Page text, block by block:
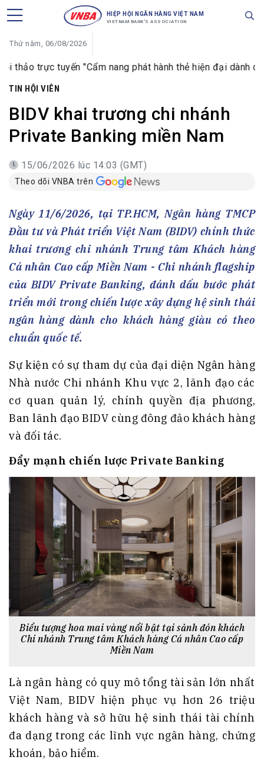
HIỆP HỘI NGÂN HÀNG VIỆT NAM
VIETNAM BANK'S ASSOCIATION
Thứ năm, 06/08/2026
tuyến "Cẩm nang phát hành thẻ hiện đại dành cho ngân
TIN HỘI VIÊN
BIDV khai trương chi nhánh
Private Banking miền Nam
15/06/2026 lúc 14:03 (GMT)
Theo dõi VNBA trên
Ngày 11/6/2026, tại TP.HCM, Ngân hàng TMCP
Đầu tư và Phát triển Việt Nam (BIDV) chính thức
khai trương chi nhánh Trung tâm Khách hàng
Cá nhân Cao cấp Miền Nam - Chi nhánh flagship
của BIDV Private Banking, đánh dấu bước phát
triển mới trong chiến lược xây dựng hệ sinh thái
ngân hàng dành cho khách hàng giàu có theo
chuẩn quốc tế.
Sự kiện có sự tham dự của đại diện Ngân hàng
Nhà nước Chi nhánh Khu vực 2, lãnh đạo các
cơ quan quản lý, chính quyền địa phương,
Ban lãnh đạo BIDV cùng đông đảo khách hàng
và đối tác.
Đẩy mạnh chiến lược Private Banking
Biểu tượng hoa mai vàng nổi bật tại sảnh đón khách
Chi nhánh Trung tâm Khách hàng Cá nhân Cao cấp
Miền Nam
Là ngân hàng có quy mô tổng tài sản lớn nhất
Việt Nam, BIDV hiện phục vụ hơn 26 triệu
khách hàng và sở hữu hệ sinh thái tài chính
đa dạng trong các lĩnh vực ngân hàng, chứng
khoán, bảo hiểm.